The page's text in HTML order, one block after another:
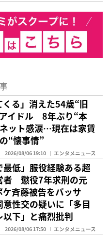
くる」消えた54歳“旧
イドル 8年ぶり“本
ット感涙…現在は家賃
“懐事情”
2026/08/06 19:10 エンタメニュース
最低」服役経験ある超
者 懲役7年求刑の元
ケ斉藤被告をバッサ
性交の疑いに「多目
以下」と痛烈批判
2026/08/06 17:50 エンタメニュース